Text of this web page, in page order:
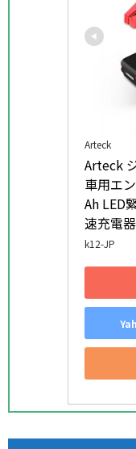
Arteck
Arteck
車用エ
Ah LED
速充電器
k12-JP